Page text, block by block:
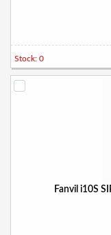
Stock: 0
Fanvil i10S